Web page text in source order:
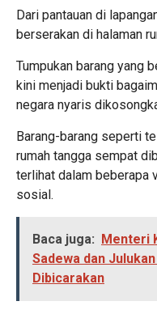
Dari pantauan di
berserakan di halaman
Tumpukan barang yang
kini menjadi bukti
negara nyaris
Barang-barang seperti
rumah tangga sempat
terlihat dalam beberapa
sosial.
Baca juga: Menteri
Sadewa dan
Dibicarakan